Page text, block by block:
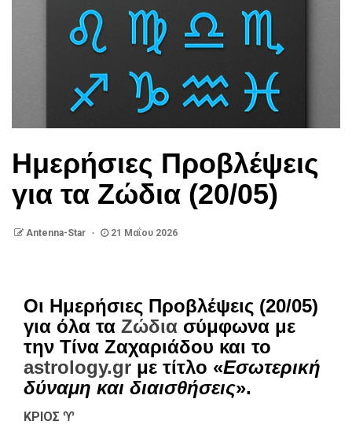
Ημερήσιες Προβλέψεις
για τα Ζώδια (20/05)
Antenna-Star 21 Μαΐου 2026
Οι Ημερήσιες Προβλέψεις (20/05)
για όλα τα Ζώδια σύμφωνα με
την Τίνα Ζαχαριάδου και το
astrology.gr με τίτλο «Εσωτερική
δύναμη και διαισθήσεις».
ΚΡΙΟΣ ♈